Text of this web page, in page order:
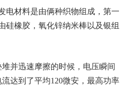
材料是由俩种织物组成，第一
硅橡胶，氧化锌纳米棒以及银组
并迅速摩擦的时候，电压瞬间
流达到了平均120微安，最高功率